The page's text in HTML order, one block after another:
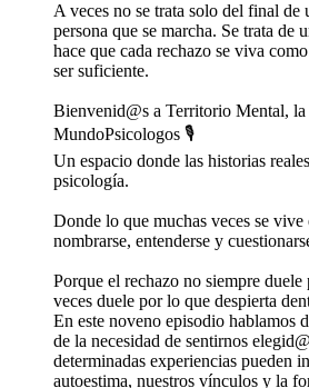
A veces no se trata solo del final de
persona que se marcha. Se trata de
hace que cada rechazo se viva
ser suficiente.
Bienvenid@s a Territorio Mental, la
MundoPsicologos 🎙️
Un espacio donde las historias
psicología.
Donde lo que muchas veces se
nombrarse, entenderse y
Porque el rechazo no siempre
veces duele por lo que despierta
En este noveno episodio hablamos
de la necesidad de sentirnos
determinadas experiencias pueden
autoestima, nuestros vínculos y la